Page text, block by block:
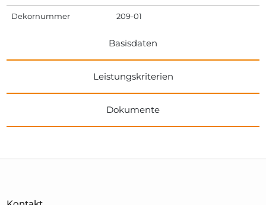
Dekornummer 209-01
Basisdaten
Leistungskriterien
Dokumente